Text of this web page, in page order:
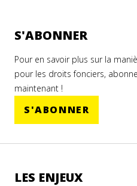
S'ABONNER
Pour en savoir plus sur la
pour les droits fonciers,
maintenant !
S'ABONNER
LES ENJEUX